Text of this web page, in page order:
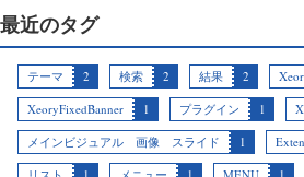
最近のタグ
テーマ 2 検索 2 結果 2
XeoryFixedBanner
1 プラグイン 1
メインビジュアル 画像 スライド
1